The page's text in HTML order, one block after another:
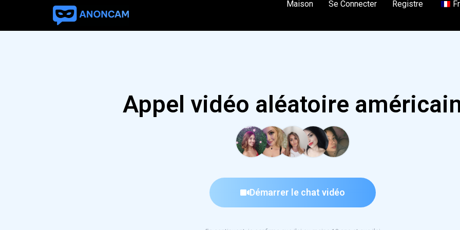
Maison Se Connecter Registre
Appel vidéo aléatoire
Démarrer le chat vidéo